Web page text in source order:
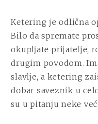
Ketering je odlična
Bilo da spremate
okupljate prijatelje,
drugim povodom.
slavlje, a ketering
dobar saveznik u
su u pitanju neke